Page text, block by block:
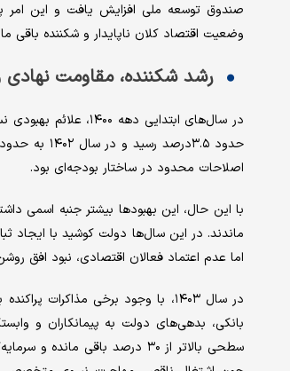
صندوق توسعه ملی افزایش یافت و این امر
وضعیت اقتصاد کلان ناپایدار و شکننده باقی
رشد شکننده، مقاومت نهادی
اصلاحات محدود در ساختار بودجه‌ای بود.
با این حال، این بهبودها بیشتر جنبه اسمی
ماندند. در این سال‌ها دولت کوشید با ایجاد
اما عدم اعتماد فعالان اقتصادی، نبود افق
در سال ۱۴۰۳، با وجود برخی
بانکی، بدهی‌های دولت به پیمانکاران و
سطحی بالاتر از ۳۰ درصد